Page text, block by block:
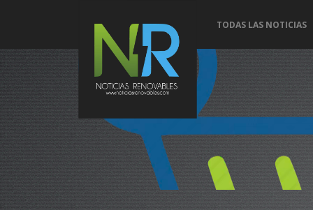
TODAS LAS NOTICIAS